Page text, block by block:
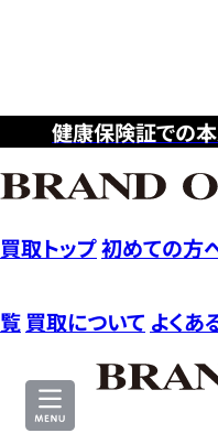
健康保険証での
買取トップ初めての方
覧 買取について よくあ